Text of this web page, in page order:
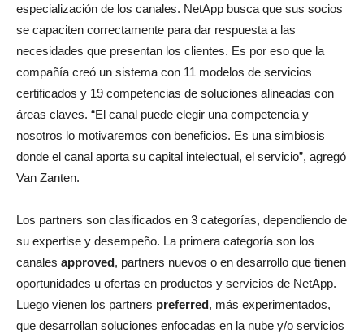
especialización de los canales. NetApp busca que sus socios
se capaciten correctamente para dar respuesta a las
necesidades que presentan los clientes. Es por eso que la
compañía creó un sistema con 11 modelos de servicios
certificados y 19 competencias de soluciones alineadas con
áreas claves. “El canal puede elegir una competencia y
nosotros lo motivaremos con beneficios. Es una simbiosis
donde el canal aporta su capital intelectual, el servicio”, agregó
Van Zanten.
Los partners son clasificados en 3 categorías, dependiendo de
su expertise y desempeño. La primera categoría son los
canales approved, partners nuevos o en desarrollo que tienen
oportunidades u ofertas en productos y servicios de NetApp.
Luego vienen los partners preferred, más experimentados,
que desarrollan soluciones enfocadas en la nube y/o servicios